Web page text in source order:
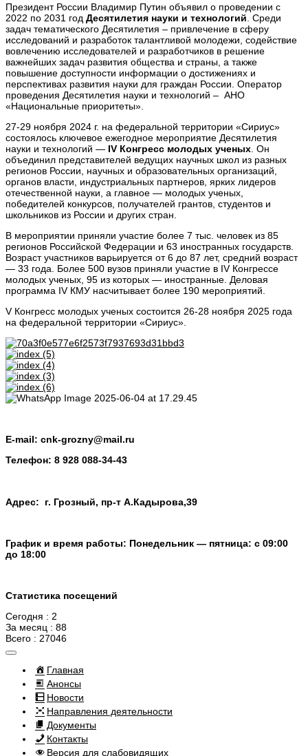
Президент России Владимир Путин объявил о проведении с
2022 по 2031 год Десятилетия науки и технологий . Среди
задач тематического Десятилетия – привлечение в сферу
исследований и разработок талантливой молодежи, содействие
вовлечению исследователей и разработчиков в решение
важнейших задач развития общества и страны, а также
повышение доступности информации о достижениях и
перспективах развития науки для граждан России. Оператор
проведения Десятилетия науки и технологий – АНО
«Национальные приоритеты».
27-29 ноября 2024 г. на федеральной территории «Сириус»
состоялось ключевое ежегодное мероприятие Десятилетия
науки и технологий — IV Конгресс молодых ученых . Он
объединил представителей ведущих научных школ из разных
регионов России, научных и образовательных организаций,
органов власти, индустриальных партнеров, ярких лидеров
отечественной науки, а главное — молодых ученых,
победителей конкурсов, получателей грантов, студентов и
школьников из России и других стран.
В мероприятии приняли участие более 7 тыс. человек из 85
регионов Российской Федерации и 63 иностранных государств.
Возраст участников варьируется от 6 до 87 лет, средний возраст
— 33 года. Более 500 вузов приняли участие в IV Конгрессе
молодых ученых, 95 из которых — иностранные. Деловая
программа IV КМУ насчитывает более 190 мероприятий.
V Конгресс молодых ученых состоится 26-28 ноября 2025 года
на федеральной территории «Сириус».
E-mail: cnk-grozny@mail.ru
Телефон: 8 928 088-34-43
Адрес: г. Грозный, пр-т А.Кадырова,39
График и время работы: Понедельник — пятница: с 09:00
до 18:00
Статистика посещений
Сегодня : 2
За месяц : 88
Всего : 27046
Главная
Анонсы
Новости
Направления деятельности
Документы
Контакты
Версия для слабовидящих